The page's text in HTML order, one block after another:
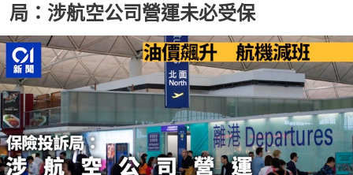
局：涉航空公司營運未必受保